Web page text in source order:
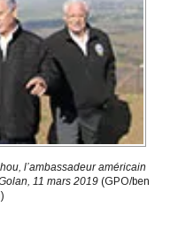
l’ambassadeur américain
11 mars 2019(GPO/ben